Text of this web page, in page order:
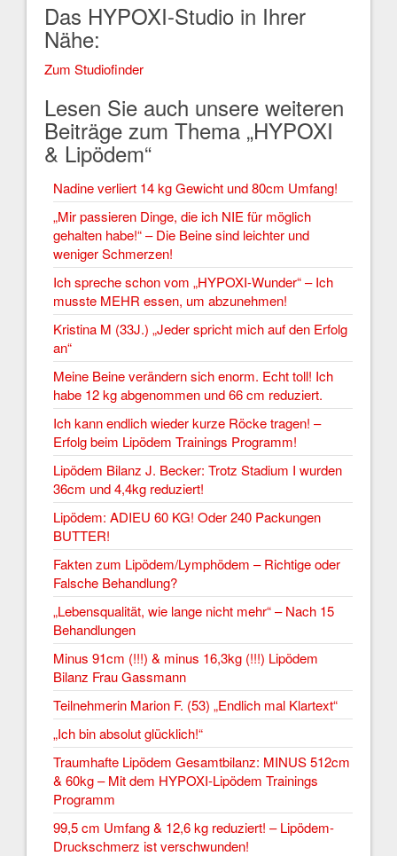
Das HYPOXI-Studio in Ihrer
Nähe:
Zum Studiofinder
Lesen Sie auch unsere weiteren
Beiträge zum Thema „HYPOXI
& Lipödem“
Nadine verliert 14 kg Gewicht und 80cm Umfang!
„Mir passieren Dinge, die ich NIE für möglich
gehalten habe!“ – Die Beine sind leichter und
weniger Schmerzen!
Ich spreche schon vom „HYPOXI-Wunder“ – Ich
musste MEHR essen, um abzunehmen!
Kristina M (33J.) „Jeder spricht mich auf den Erfolg
an“
Meine Beine verändern sich enorm. Echt toll! Ich
habe 12 kg abgenommen und 66 cm reduziert.
Ich kann endlich wieder kurze Röcke tragen! –
Erfolg beim Lipödem Trainings Programm!
Lipödem Bilanz J. Becker: Trotz Stadium I wurden
36cm und 4,4kg reduziert!
Lipödem: ADIEU 60 KG! Oder 240 Packungen
BUTTER!
Fakten zum Lipödem/Lymphödem – Richtige oder
Falsche Behandlung?
„Lebensqualität, wie lange nicht mehr“ – Nach 15
Behandlungen
Minus 91cm (!!!) & minus 16,3kg (!!!) Lipödem
Bilanz Frau Gassmann
Teilnehmerin Marion F. (53) „Endlich mal Klartext“
„Ich bin absolut glücklich!“
Traumhafte Lipödem Gesamtbilanz: MINUS 512cm
& 60kg – Mit dem HYPOXI-Lipödem Trainings
Programm
99,5 cm Umfang & 12,6 kg reduziert! – Lipödem-
Druckschmerz ist verschwunden!